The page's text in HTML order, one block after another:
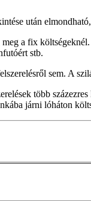
után
meg a fix
stb.
sem. A
több
járni lóháton